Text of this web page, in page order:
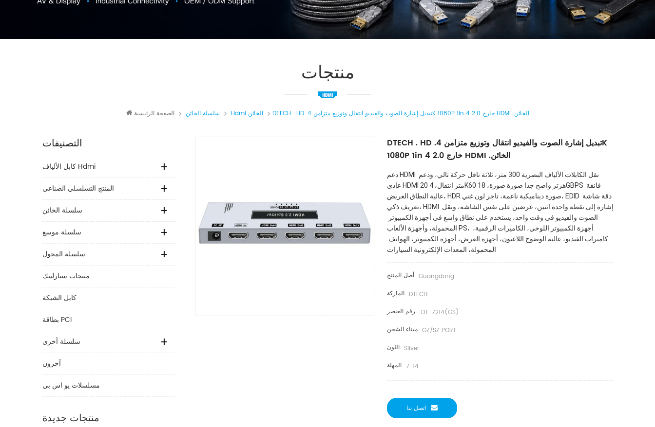
منتجات
الصفحة الرئيسية سلسلة الخائن Hdmi الخائن DTECH . HD .تبديل إشارة الصوت والفيديو انتقال وتوزيع متزامن 4K 1080P 1in 4 خارج 2.0 HDMI .الخائن
التصنيفات
كابل الألياف Hdmi
المنتج التسلسلي الصناعي
سلسلة الخائن
سلسلة موسع
سلسلة المحول
منتجات ستارلينك
كابل الشبكة
بطاقة PCI
سلسلة أخرى
آحرون
مسلسلات يو اس بي
منتجات جديدة
DTECH . HD .تبديل إشارة الصوت والفيديو انتقال وتوزيع متزامن 4K
1080P 1in 4 خارج 2.0 HDMI .الخائن
دعم HDMI نقل الكابلات الألياف البصرية 300 متر، ثلاثة ناقل حركة تالي، ودعم
عادي HDMI 20 متر انتقال، 4K60 هرتز واضح جدا صورة صورة، 18GBPS فائقة
عالية النطاق العريض، HDR صورة ديناميكية ناعمة، تاجر لون غني، EDID دقة شاشة
تعريف ذكي، HDMI إشارة إلى نقطة واحدة اثنين، عرضين على نفس الشاشة، ونقل
المحمولة، وأجهزة الألعاب PS، أجهزة الكمبيوتر اللوحي، الكاميرات الرقمية،
المحمولة، المعدات الإلكترونية السيارات
أصل المنتج: Guangdong
الماركة: DTECH
رقم العنصر.: DT-7214(GS)
ميناء الشحن: GZ/SZ PORT
اللون: Sliver
المهلة: 7-14
اتصل بنا